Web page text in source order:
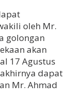
oleh Mr.
golongan
akan
17 Agustus
dapat
Mr. Ahmad